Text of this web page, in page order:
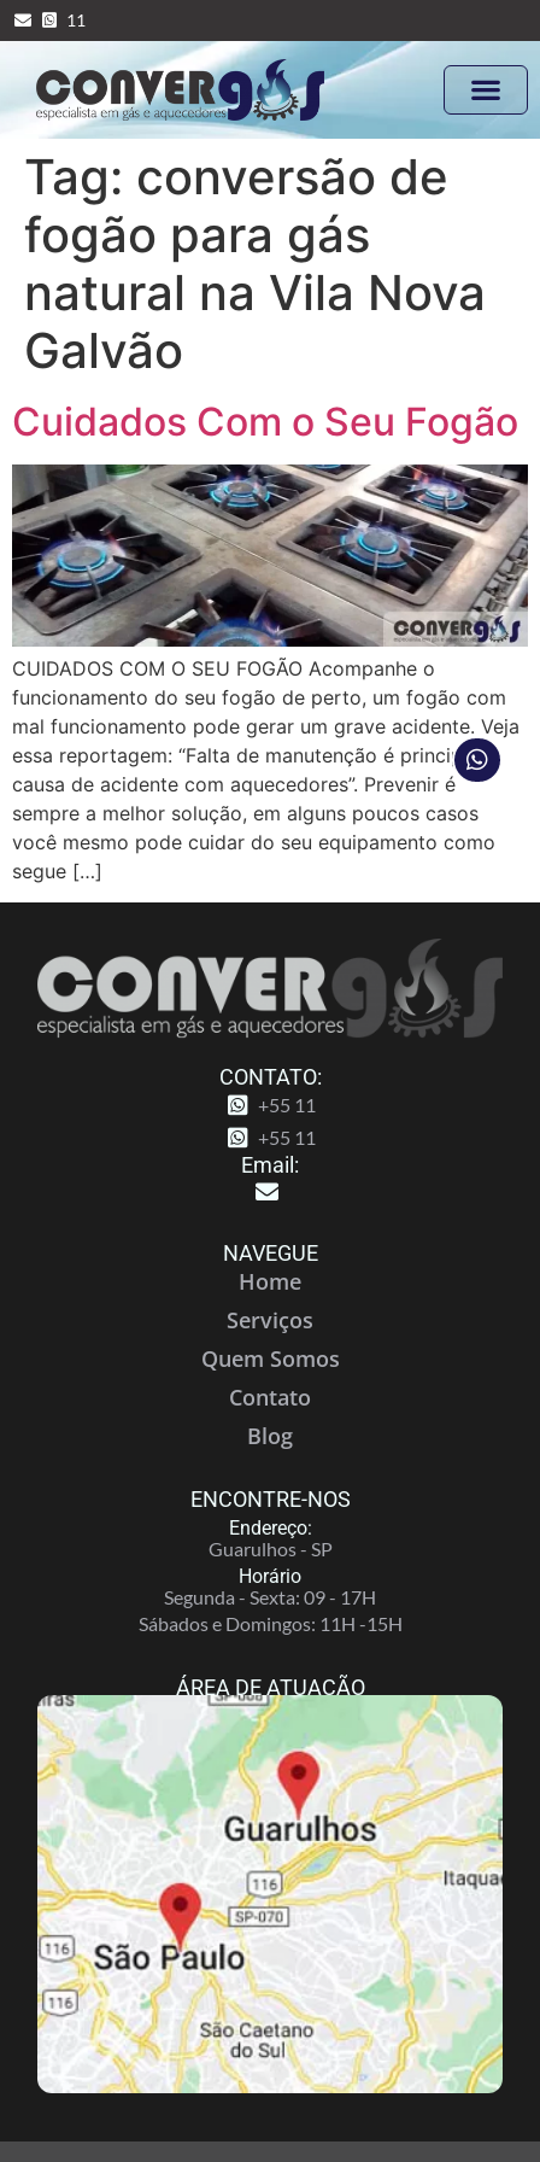
11
Tag: conversão de
fogão para gás
natural na Vila Nova
Galvão
Cuidados Com o Seu Fogão
CUIDADOS COM O SEU FOGÃO Acompanhe o
funcionamento do seu fogão de perto, um fogão com
mal funcionamento pode gerar um grave acidente. Veja
essa reportagem: “Falta de manutenção é principal
causa de acidente com aquecedores”. Prevenir é
sempre a melhor solução, em alguns poucos casos
você mesmo pode cuidar do seu equipamento como
segue […]
CONTATO:
+55 11
+55 11
Email:
NAVEGUE
Home
Serviços
Quem Somos
Contato
Blog
ENCONTRE-NOS
Endereço:
Guarulhos - SP
Horário
Segunda - Sexta: 09 - 17H
Sábados e Domingos: 11H -15H
ÁREA DE ATUAÇÃO